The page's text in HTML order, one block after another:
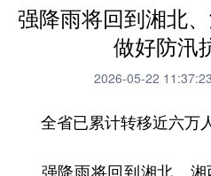
学习进行时 高层
财经
科技 科创
文化 书画
强降雨将回到湘北
做好防汛
2026-05-22 11:37:23
全省已累计转移近六万
强降雨将回到湘北、湘